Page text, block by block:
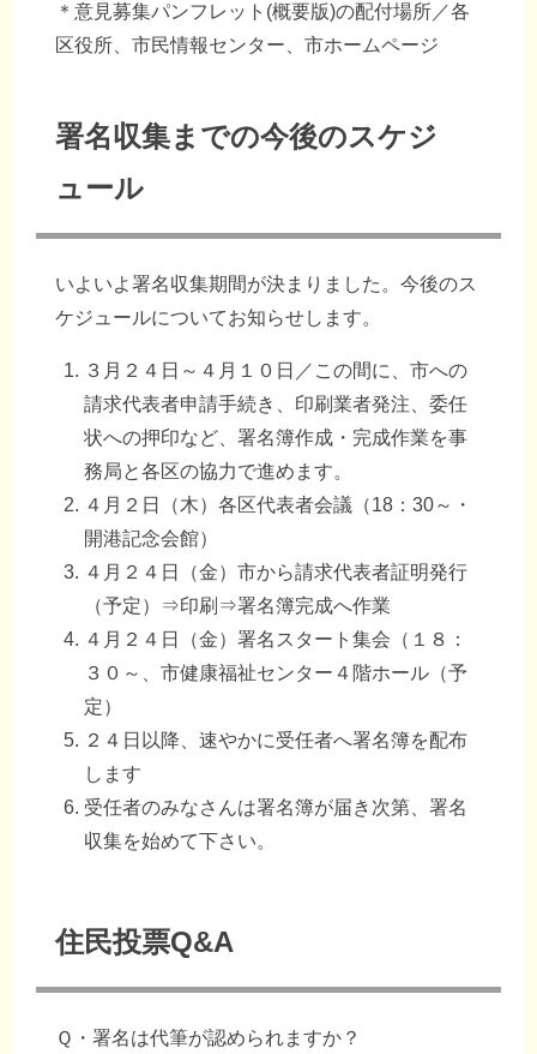
＊意見募集パンフレット(概要版)の配付場所／各
区役所、市民情報センター、市ホームページ
署名収集までの今後のスケジ
ュール
いよいよ署名収集期間が決まりました。今後のス
ケジュールについてお知らせします。
３月２４日～４月１０日／この間に、市への
請求代表者申請手続き、印刷業者発注、委任
状への押印など、署名簿作成・完成作業を事
務局と各区の協力で進めます。
４月２日（木）各区代表者会議（18：30～・
開港記念会館）
４月２４日（金）市から請求代表者証明発行
（予定）⇒印刷⇒署名簿完成へ作業
４月２４日（金）署名スタート集会（１８：
３０～、市健康福祉センター４階ホール（予
定）
２４日以降、速やかに受任者へ署名簿を配布
します
受任者のみなさんは署名簿が届き次第、署名
収集を始めて下さい。
住民投票Q&A
Ｑ・署名は代筆が認められますか？